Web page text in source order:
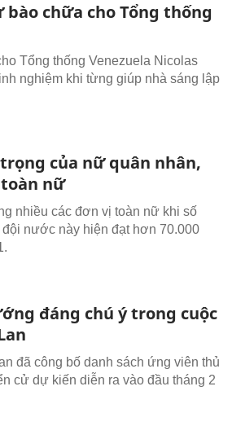
chữa cho Tổng thống
Tổng thống Venezuela Nicolas
nghiệm khi từng giúp nhà sáng lập
của nữ quân nhân,
nữ
nhiều các đơn vị toàn nữ khi số
nước này hiện đạt hơn 70.000
đáng chú ý trong cuộc
đã công bố danh sách ứng viên thủ
cử dự kiến diễn ra vào đầu tháng 2